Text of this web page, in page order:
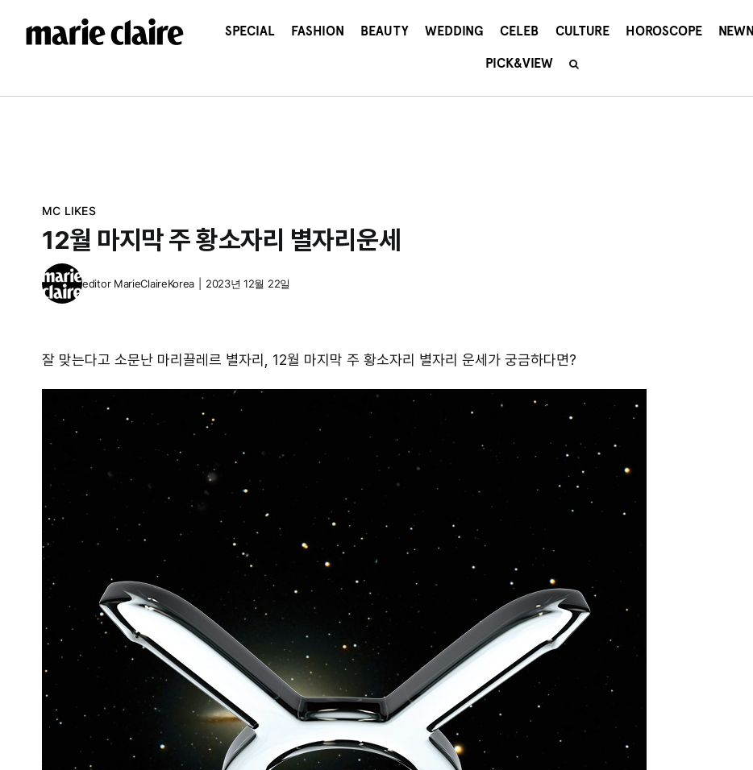
건
SPECIAL FASHION BEAUTY WEDDING CELEB CULTURE HOROSCOPE
PICK&VIEW
MC LIKES
12월 마지막 주 황소자리 별자리운세
editor MarieClaireKorea 2023년 12월 22일
잘 맞는다고 소문난 마리끌레르 별자리, 12월 마지막 주 황소자리 별자리 운세가 궁금하다면?